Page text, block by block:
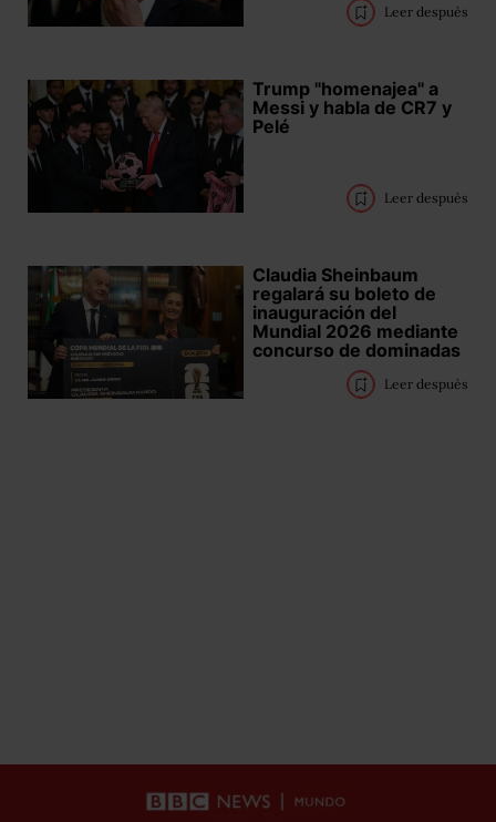
Leer después
Trump "homenajea" a
Messi y habla de CR7 y
Pelé
Leer después
Claudia Sheinbaum
regalará su boleto de
inauguración del
Mundial 2026 mediante
concurso de dominadas
Leer después